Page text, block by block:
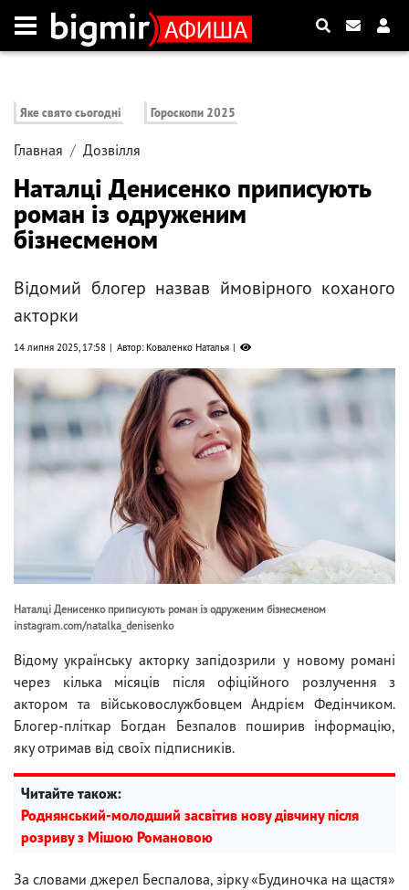
Яке свято сьогодні Гороскопи 2025
Главная Дозвілля
Наталці Денисенко приписують
роман із одруженим
бізнесменом
Відомий блогер назвав ймовірного коханого
акторки
14 липня 2025, 17:58 Автор: Коваленко Наталья
Наталці Денисенко приписують роман із одруженим бізнесменом
instagram.com/natalka_denisenko
Відому українську акторку запідозрили у новому романі
через кілька місяців після офіційного розлучення з
актором та військовослужбовцем Андрієм Федінчиком.
Блогер-пліткар Богдан Безпалов поширив інформацію,
яку отримав від своїх підписників.
Читайте також:
Роднянський-молодший засвітив нову дівчину після
розриву з Мішою Романовою
За словами джерел Беспалова, зірку «Будиночка на щастя»